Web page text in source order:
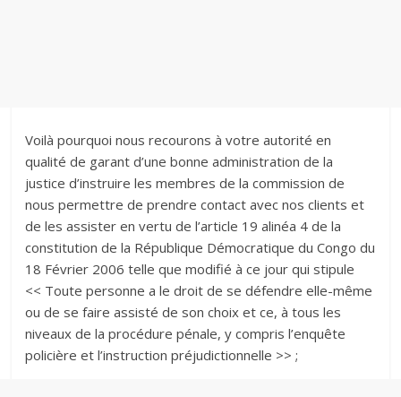
Voilà pourquoi nous recourons à votre autorité en
qualité de garant d’une bonne administration de la
justice d’instruire les membres de la commission de
nous permettre de prendre contact avec nos clients et
de les assister en vertu de l’article 19 alinéa 4 de la
constitution de la République Démocratique du Congo du
18 Février 2006 telle que modifié à ce jour qui stipule
<< Toute personne a le droit de se défendre elle-même
ou de se faire assisté de son choix et ce, à tous les
niveaux de la procédure pénale, y compris l’enquête
policière et l’instruction préjudictionnelle >> ;